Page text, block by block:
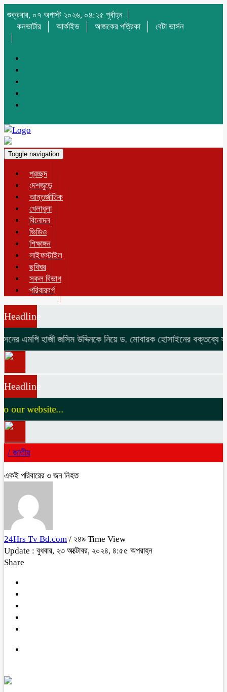
শুক্রবার, ০৭ অগাস্ট ২০২৬, ০৪:২৫ পূর্বাহ্ন
কনভার্টার
আর্কাইভ আজকের পত্রিকা বেটা ভার্সন
Toggle navigation
প্রচ্ছদ
দেশজুড়ে
আন্তর্জাতিক
খেলাধুলা
বিনোদন
ভিডিও
শিক্ষাঙ্গন
লাইফস্টাইল
ছবিঘর
সকল বিভাগ
পরিবারবর্গ
Headline
এমপি হাজী জসিম উদ্দিনকে নিয়ে ড. মোবারক হোসাইনের বক্তব্যে
Headline
website...
/ জাতীয়
একই পরিবারের ৩ জন নিহত
24Hrs Tv Bd.com / ২৪৯ Time View
Update : বুধবার, ২৩ অক্টোবর, ২০২৪, ৪:৫৫ অপরাহ্ন
Share